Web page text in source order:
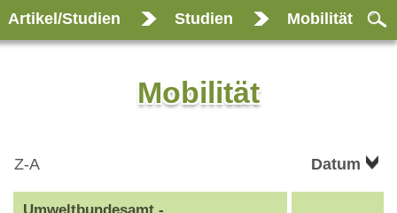
Artikel/Studien Studien Mobilität
Mobilität
Z-A Datum